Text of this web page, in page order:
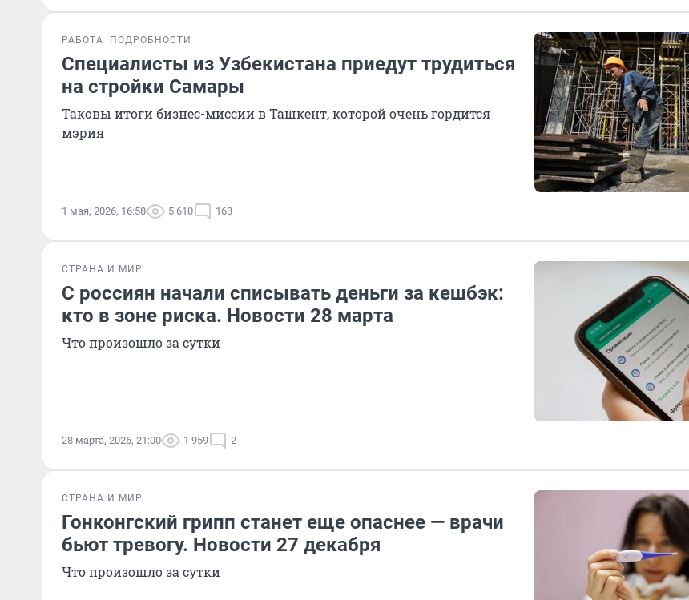
РАБОТА ПОДРОБНОСТИ
Специалисты из Узбекистана приедут трудиться
на стройки Самары
Таковы итоги бизнес-миссии в Ташкент, которой очень гордится
мэрия
1 мая, 2026, 16:58 5 610 163
СТРАНА И МИР
С россиян начали списывать деньги за кешбэк:
кто в зоне риска. Новости 28 марта
Что произошло за сутки
28 марта, 2026, 21:00 1 959 2
СТРАНА И МИР
Гонконгский грипп станет еще опаснее — врачи
бьют тревогу. Новости 27 декабря
Что произошло за сутки